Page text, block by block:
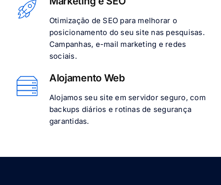
Otimização de SEO para melhorar o
posicionamento do seu site nas pesquisas.
Campanhas, e-mail marketing e redes
sociais.
Alojamento Web
Alojamos seu site em servidor seguro, com
backups diários e rotinas de segurança
garantidas.